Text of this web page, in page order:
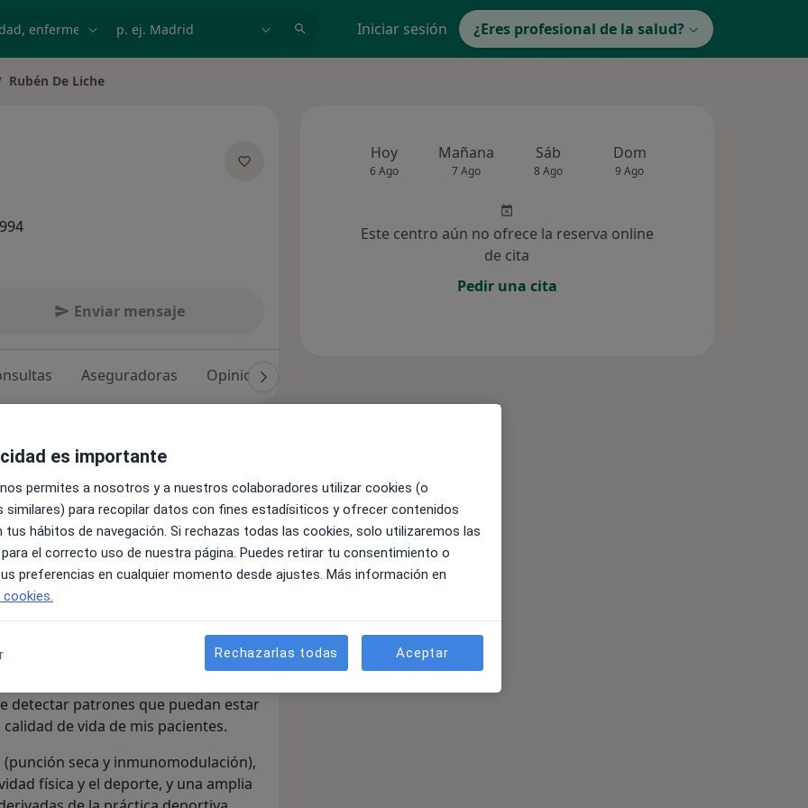
Iniciar sesión ¿Eres profesional de la salud?
de ciudad
Rubén De Liche
Enviar mensaje
Aseguradoras Opiniones (83)
de origen musculoesquelético.
solución a tus dolencias y
para que puedas participar de tu
a hacer y cómo trabajaremos
y experiencia en rehabilitación y
según las necesidades
detectar patrones que puedan estar
de vida de mis pacientes.
seca y inmunomodulación),
física y el deporte, y una amplia
Hoy
6 Ago
Mañana
7 Ago
Sáb
8 Ago
Dom
9 Ago
Este centro aún no ofrece la reserva online
de cita
Pedir una cita
es importante
permites a nosotros y a nuestros colaboradores utilizar cookies (o
similares) para recopilar datos con fines estadísiticos y ofrecer contenidos
tus hábitos de navegación. Si rechazas todas las cookies, solo utilizaremos las
el correcto uso de nuestra página. Puedes retirar tu consentimiento o
preferencias en cualquier momento desde ajustes. Más información en
Rechazarlas todas Aceptar